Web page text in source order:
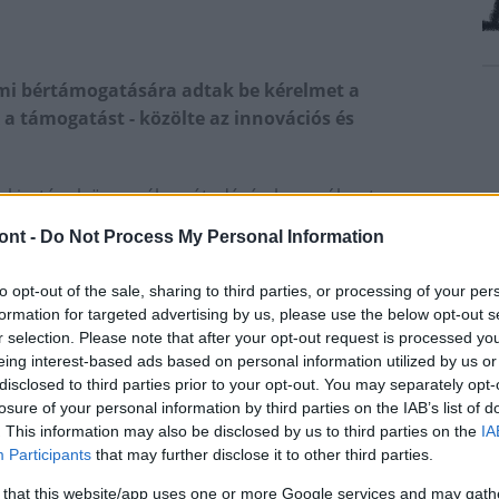
- Do Not Process My Personal Information
opt-out of the sale, sharing to third parties, or processing of your
for targeted advertising by us, please use the below opt-out
selection. Please note that after your opt-out request is processed
interest-based ads based on personal information utilized by us
to third parties prior to your opt-out. You may separately
of your personal information by third parties on the IAB’s list of
This information may also be disclosed by us to third parties on the
Participants that may further disclose it to other third parties.
that this website/app uses one or more Google services and may
bértámogatására adtak be kérelmet a
támogatást - közölte az innovációs és
ünnepélyes átadásán hangsúlyozta: a
érdekében döntött a kormány a
kiemelt célja a munkahelyek védelme, valamint
a vállalatok, hogy elbocsátások helyett
a dolgozóikat - emelte ki.
dolgozók után járó kedvezményre már
nevezte a 80 milliárd forintos
programot is, amely 70 ezer ember